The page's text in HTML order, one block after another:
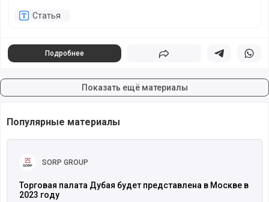
Статья
Подробнее Поделиться Поделиться в
Показать ещё материалы
Популярные материалы
SORP GROUP
Торговая палата Дубая будет представлена в Москве в
2023 году